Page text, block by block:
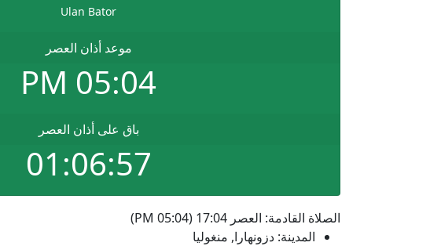
Ulan Bator
موعد أذان العصر
05:04 PM
باق على أذان العصر
01:06:56
الصلاة القادمة: العصر 17:04 (05:04 PM)
المدينة: دزونهارا, منغوليا